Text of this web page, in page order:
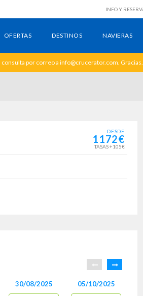
INFO Y
OFERTAS DESTINOS NAVIERAS
por correo a info@crucerator.com. Gracias.
DESDE
1172€
TASAS +105€
30/08/2025 05/10/2025